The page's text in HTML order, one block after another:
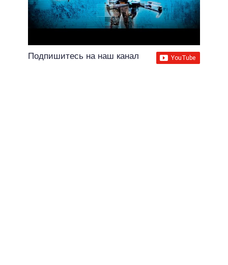
Подпишитесь на наш канал